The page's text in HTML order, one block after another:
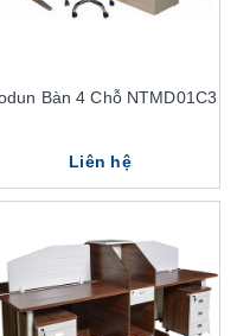
Bàn 4 Chỗ NTMD01C3
Liên hệ